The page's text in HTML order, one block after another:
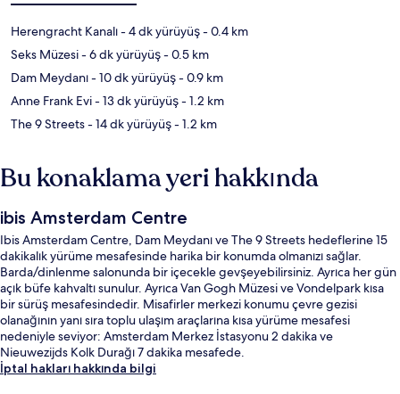
Herengracht Kanalı- 4 dk yürüyüş- 0.4 km
Seks Müzesi- 6 dk yürüyüş- 0.5 km
Dam Meydanı- 10 dk yürüyüş- 0.9 km
Anne Frank Evi- 13 dk yürüyüş- 1.2 km
The 9 Streets- 14 dk yürüyüş- 1.2 km
Bu konaklama yeri hakkında
ibis Amsterdam Centre
Ibis Amsterdam Centre, Dam Meydanı ve The 9 Streets hedeflerine 15
dakikalık yürüme mesafesinde harika bir konumda olmanızı sağlar.
Barda/dinlenme salonunda bir içecekle gevşeyebilirsiniz. Ayrıca her gün
açık büfe kahvaltı sunulur. Ayrıca Van Gogh Müzesi ve Vondelpark kısa
bir sürüş mesafesindedir. Misafirler merkezi konumu çevre gezisi
olanağının yanı sıra toplu ulaşım araçlarına kısa yürüme mesafesi
nedeniyle seviyor: Amsterdam Merkez İstasyonu 2 dakika ve
Nieuwezijds Kolk Durağı 7 dakika mesafede.
İptal hakları hakkında bilgi